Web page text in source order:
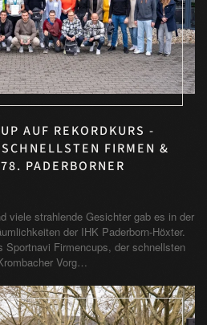
AUF REKORDKURS -
FIRMEN &
PADERBORNER
viele strahlende Gesichter gab es in der
der IHK Paderborn-Höxter.
Sportnavi Firmencups, der schnellsten
Vorg…